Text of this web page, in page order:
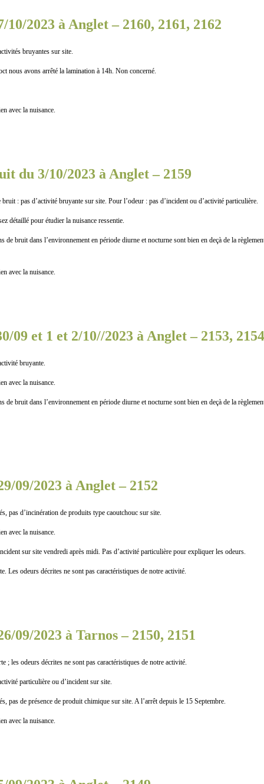
2023 à Anglet – 2160, 2161, 2162
bruyantes sur site.
avons arrêté la lamination à 14h. Non concerné.
avec la nuisance.
du 3/10/2023 à Anglet – 2159
: pas d’activité bruyante sur site. Pour l’odeur : pas d’incident ou d’activité particulière.
détaillé pour étudier la nuisance ressentie.
bruit dans l’environnement en période diurne et nocturne sont bien en deçà de la
avec la nuisance.
09 et 1 et 2/10//2023 à Anglet – 2153,
bruyante.
avec la nuisance.
bruit dans l’environnement en période diurne et nocturne sont bien en deçà de la
09/2023 à Anglet – 2152
d’incinération de produits type caoutchouc sur site.
avec la nuisance.
sur site vendredi après midi. Pas d’activité particulière pour expliquer les odeurs.
odeurs décrites ne sont pas caractéristiques de notre activité.
09/2023 à Tarnos – 2150, 2151
les odeurs décrites ne sont pas caractéristiques de notre activité.
particulière ou d’incident sur site.
de présence de produit chimique sur site. A l’arrêt depuis le 15 Septembre.
avec la nuisance.